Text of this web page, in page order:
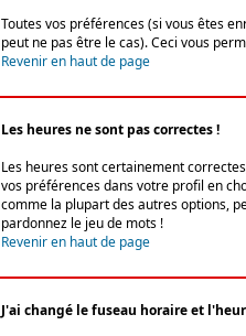
Toutes vos préférences (si vous êtes
peut ne pas être le cas). Ceci vous
Revenir en haut de page
Les heures ne sont pas correctes !
Les heures sont certainement
vos préférences dans votre profil en
comme la plupart des autres options,
pardonnez le jeu de mots !
Revenir en haut de page
J'ai changé le fuseau horaire et